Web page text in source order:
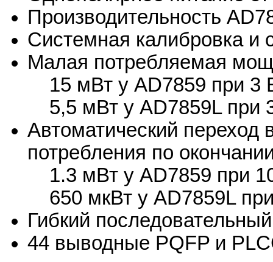
Производительность
Системная калибровка и
Малая потребляемая
15 мВт у AD7859 при 3
5,5 мВт у AD7859L при
Автоматический
потребления по
1.3 мВт у AD7859 при
650 мкВт у AD7859L
Гибкий
44 выводные PQFP и